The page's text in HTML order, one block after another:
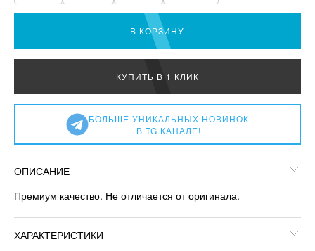
В КОРЗИНУ
КУПИТЬ В 1 КЛИК
БОЛЬШЕ УНИКАЛЬНЫХ НОВИНОК
В TG КАНАЛЕ!
ОПИСАНИЕ
Премиум качество. Не отличается от оригинала.
ХАРАКТЕРИСТИКИ